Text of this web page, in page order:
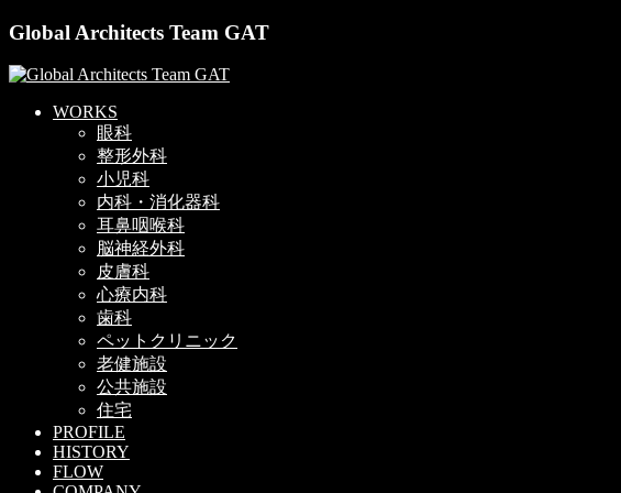
Global Architects Team GAT
WORKS
眼科
整形外科
小児科
内科・消化器科
耳鼻咽喉科
脳神経外科
皮膚科
心療内科
歯科
ペットクリニック
老健施設
公共施設
住宅
PROFILE
HISTORY
FLOW